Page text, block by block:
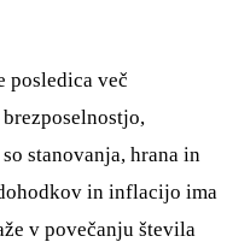
posledica več
stanovanja, hrana in
in inflacijo ima
v povečanju števila